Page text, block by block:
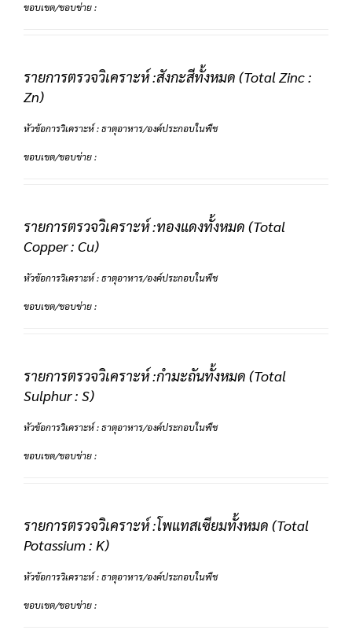
ขอบเขต/ขอบข่าย :
รายการตรวจวิเคราะห์ :สังกะสีทั้งหมด (Total Zinc :
Zn)
หัวข้อการวิเคราะห์ : ธาตุอาหาร/องค์ประกอบในพืช
ขอบเขต/ขอบข่าย :
รายการตรวจวิเคราะห์ :ทองแดงทั้งหมด (Total
Copper : Cu)
หัวข้อการวิเคราะห์ : ธาตุอาหาร/องค์ประกอบในพืช
ขอบเขต/ขอบข่าย :
รายการตรวจวิเคราะห์ :กำมะถันทั้งหมด (Total
Sulphur : S)
หัวข้อการวิเคราะห์ : ธาตุอาหาร/องค์ประกอบในพืช
ขอบเขต/ขอบข่าย :
รายการตรวจวิเคราะห์ :โพแทสเซียมทั้งหมด (Total
Potassium : K)
หัวข้อการวิเคราะห์ : ธาตุอาหาร/องค์ประกอบในพืช
ขอบเขต/ขอบข่าย :